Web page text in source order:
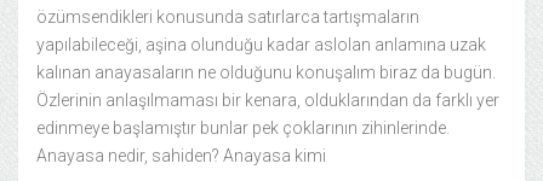
özümsendikleri konusunda satırlarca tartışmaların
yapılabileceği, aşina olunduğu kadar aslolan anlamına uzak
kalınan anayasaların ne olduğunu konuşalım biraz da bugün.
Özlerinin anlaşılmaması bir kenara, olduklarından da farklı yer
edinmeye başlamıştır bunlar pek çoklarının zihinlerinde.
Anayasa nedir, sahiden? Anayasa kimi